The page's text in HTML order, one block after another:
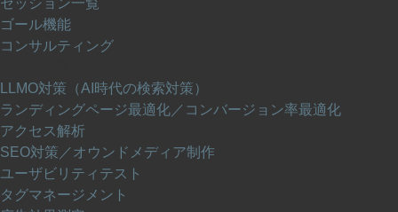
ゴール機能
コンサルティング
LLMO対策（AI時代の検索対策）
ランディングページ最適化／コンバージョン率最適化
アクセス解析
SEO対策／オウンドメディア制作
ユーザビリティテスト
タグマネージメント